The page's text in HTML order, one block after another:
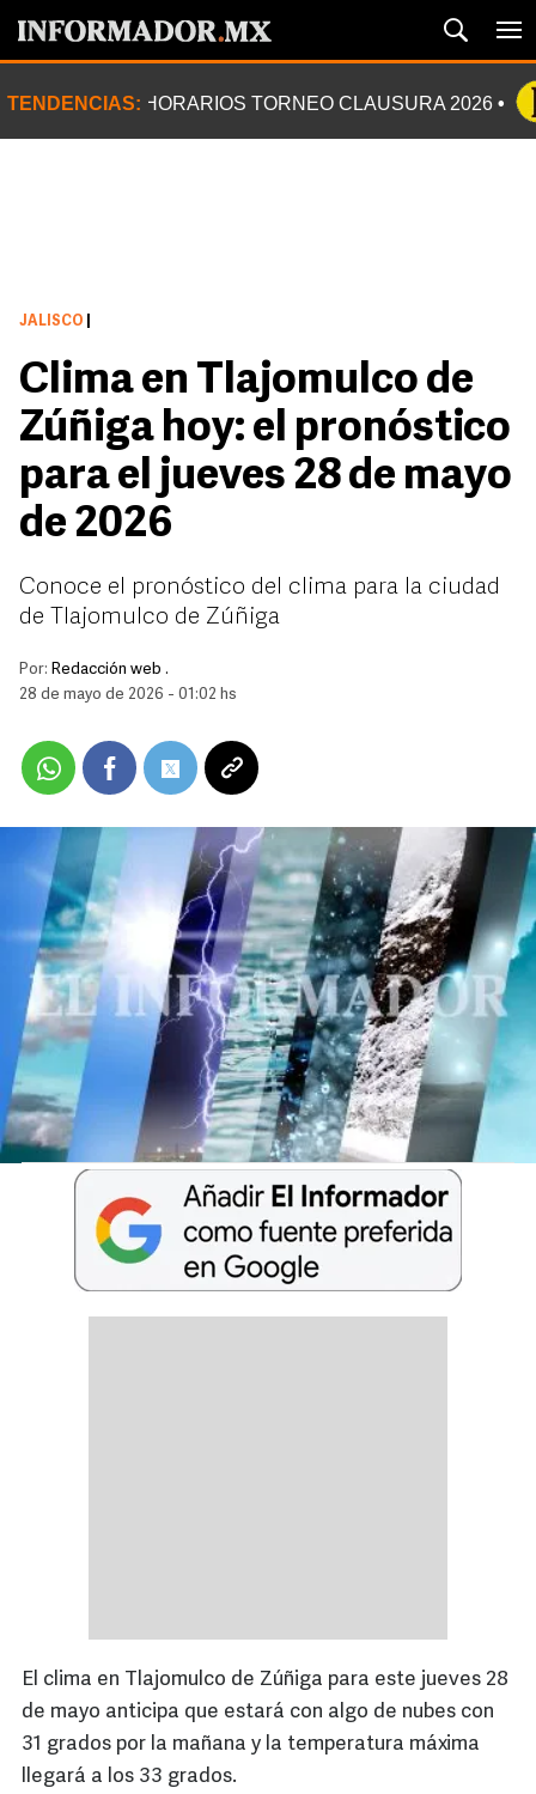
TENDENCIAS: HORARIOS TORNEO CLAUSURA 2026
JALISCO
Clima en Tlajomulco de
Zúñiga hoy: el pronóstico
para el jueves 28 de mayo
de 2026
Conoce el pronóstico del clima para la ciudad
de Tlajomulco de Zúñiga
Por: Redacción web .
28 de mayo de 2026 - 01:02 hs
El clima en Tlajomulco de Zúñiga para este jueves 28
de mayo anticipa que estará con algo de nubes con
31 grados por la mañana y la temperatura máxima
llegará a los 33 grados.